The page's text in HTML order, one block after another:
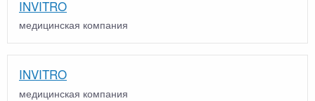
INVITRO
медицинская компания
INVITRO
медицинская компания